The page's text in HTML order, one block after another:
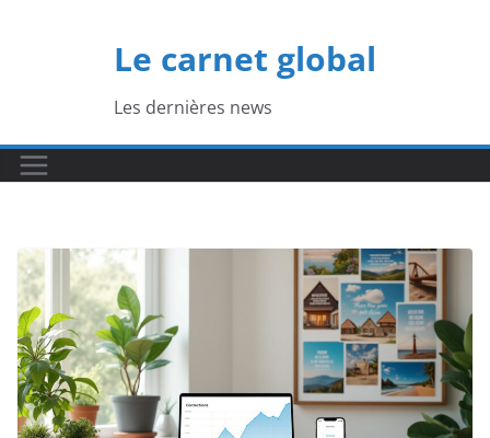
Le carnet global
Les dernières news